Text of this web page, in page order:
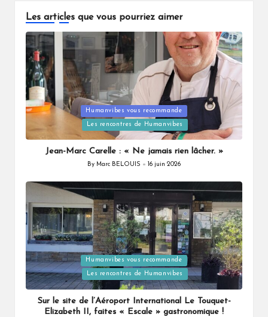
Les articles que vous pourriez aimer
Posted
Humanvibes vous recommande
Les rencontres de Humanvibes
Jean-Marc Carelle : « Ne jamais rien lâcher. »
Posted
By Marc BELOUIS 16 juin 2026
Posted
in
Humanvibes vous recommande
Les rencontres de Humanvibes
Sur le site de l’Aéroport International Le Touquet-
Elizabeth II, faites « Escale » gastronomique !